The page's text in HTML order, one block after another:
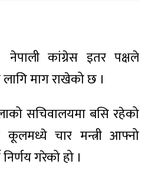
कांग्रेस इतर पक्षले
लागि माग राखेको छ ।
सचिवालयमा बसि रहेको
चार मन्त्री आफ्नो
गरेको हो ।